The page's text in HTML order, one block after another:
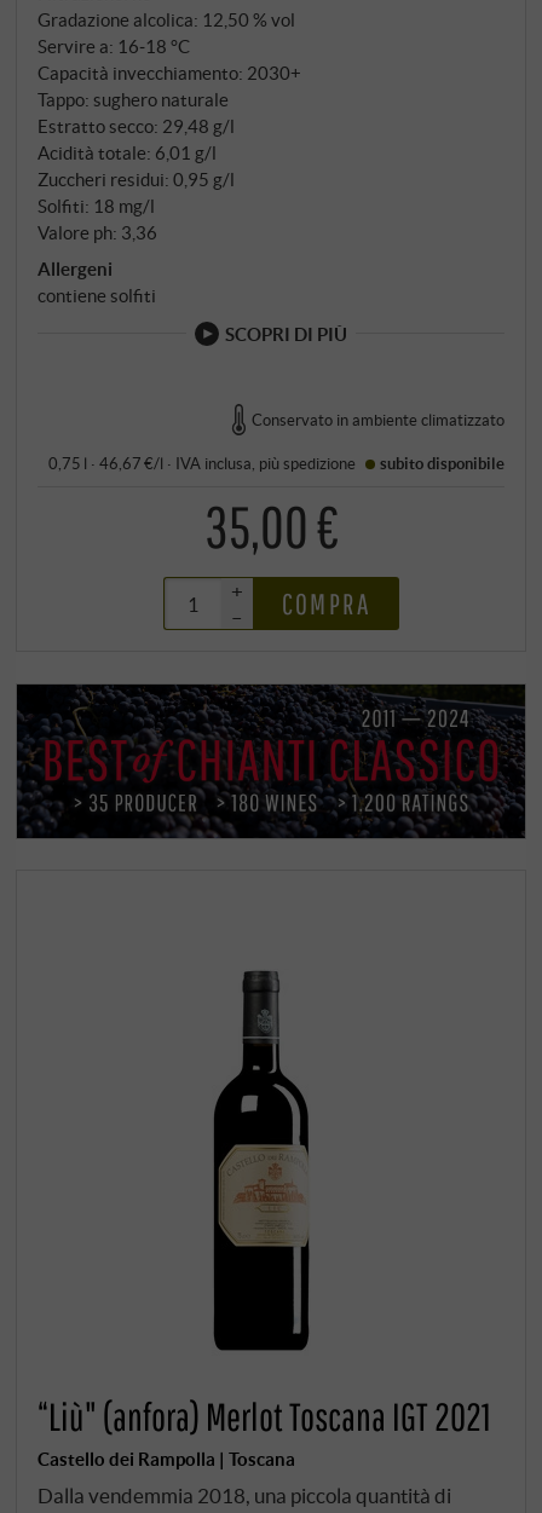
Gradazione alcolica: 12,50 % vol
Servire a: 16‑18 °C
Capacità invecchiamento: 2030+
Tappo: sughero naturale
Estratto secco: 29,48 g/l
Acidità totale: 6,01 g/l
Zuccheri residui: 0,95 g/l
Solfiti: 18 mg/l
Valore ph: 3,36
Allergeni
contiene solfiti
SCOPRI DI PIÙ
Conservato in ambiente climatizzato
0,75 l · 46,67 €/l · IVA inclusa , piùspedizione subito disponibile
35,00 €
+
–
COMPRA
“Liù" (anfora) Merlot Toscana IGT 2021
Castello dei Rampolla | Toscana
Dalla vendemmia 2018, una piccola quantità di